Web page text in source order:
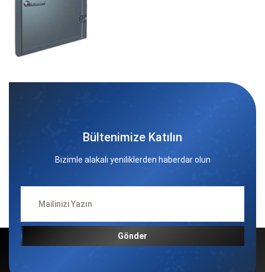
Bültenimize Katılın
Bizimle alakalı yeniliklerden haberdar olun
Gönder